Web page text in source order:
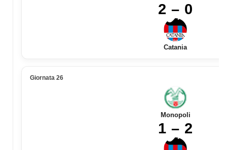
2 – 0
Catania
Giornata 26
Monopoli
1 – 2